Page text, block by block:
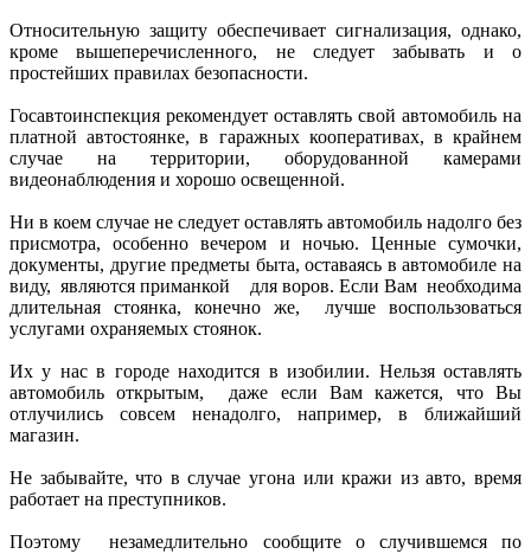
Относительную защиту обеспечивает сигнализация, однако,
кроме вышеперечисленного, не следует забывать и о
простейших правилах безопасности.
Госавтоинспекция рекомендует оставлять свой автомобиль на
платной автостоянке, в гаражных кооперативах, в крайнем
случае на территории, оборудованной камерами
видеонаблюдения и хорошо освещенной.
Ни в коем случае не следует оставлять автомобиль надолго без
присмотра, особенно вечером и ночью. Ценные сумочки,
документы, другие предметы быта, оставаясь в автомобиле на
виду, являются приманкой для воров. Если Вам необходима
длительная стоянка, конечно же, лучше воспользоваться
услугами охраняемых стоянок.
Их у нас в городе находится в изобилии. Нельзя оставлять
автомобиль открытым, даже если Вам кажется, что Вы
отлучились совсем ненадолго, например, в ближайший
магазин.
Не забывайте, что в случае угона или кражи из авто, время
работает на преступников.
Поэтому незамедлительно сообщите о случившемся по